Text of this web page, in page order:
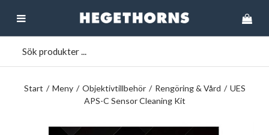
Start / Meny / Objektivtillbehör / Rengöring & Vård / UES
APS-C Sensor Cleaning Kit